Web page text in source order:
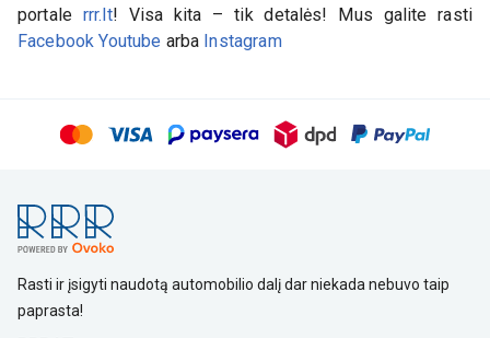
portale rrr.lt! Visa kita – tik detalės! Mus galite rasti
Facebook Youtube arba Instagram
Rasti ir įsigyti naudotą automobilio dalį dar niekada nebuvo taip
paprasta!